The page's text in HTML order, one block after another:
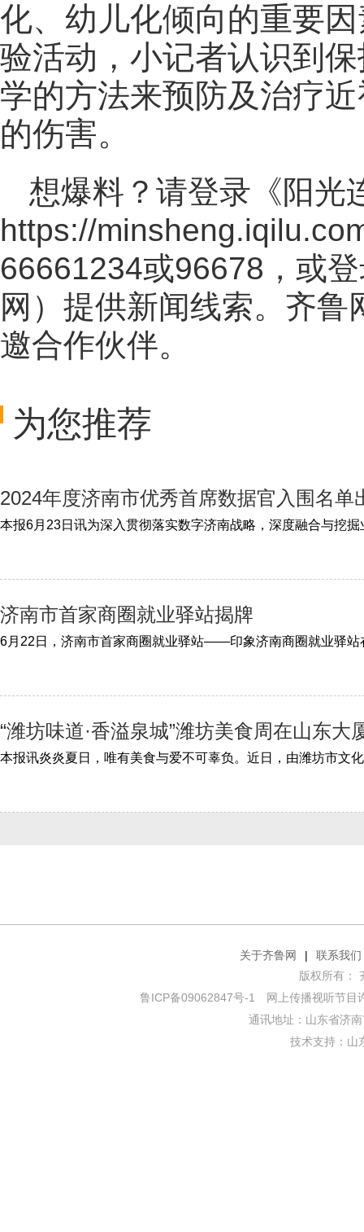
化、幼儿化倾向的重要
验活动，小记者认识到
学的方法来预防及治疗
的伤害。
想爆料？请登录《阳光
https://
66661234或96678，或
网 ）提供新闻线索。齐鲁
邀合作伙伴。
为您推荐
2024年度济南市优秀首席数据官入围名单
济南市首家商圈就业驿站揭牌
“潍坊味道·香溢泉城”潍坊美食周在山东大
关于齐鲁网 |
联系我们
版权所有：
鲁ICP备09062847号-1
网上传播视听节目
通讯地址：山东省济
技术支持： 山